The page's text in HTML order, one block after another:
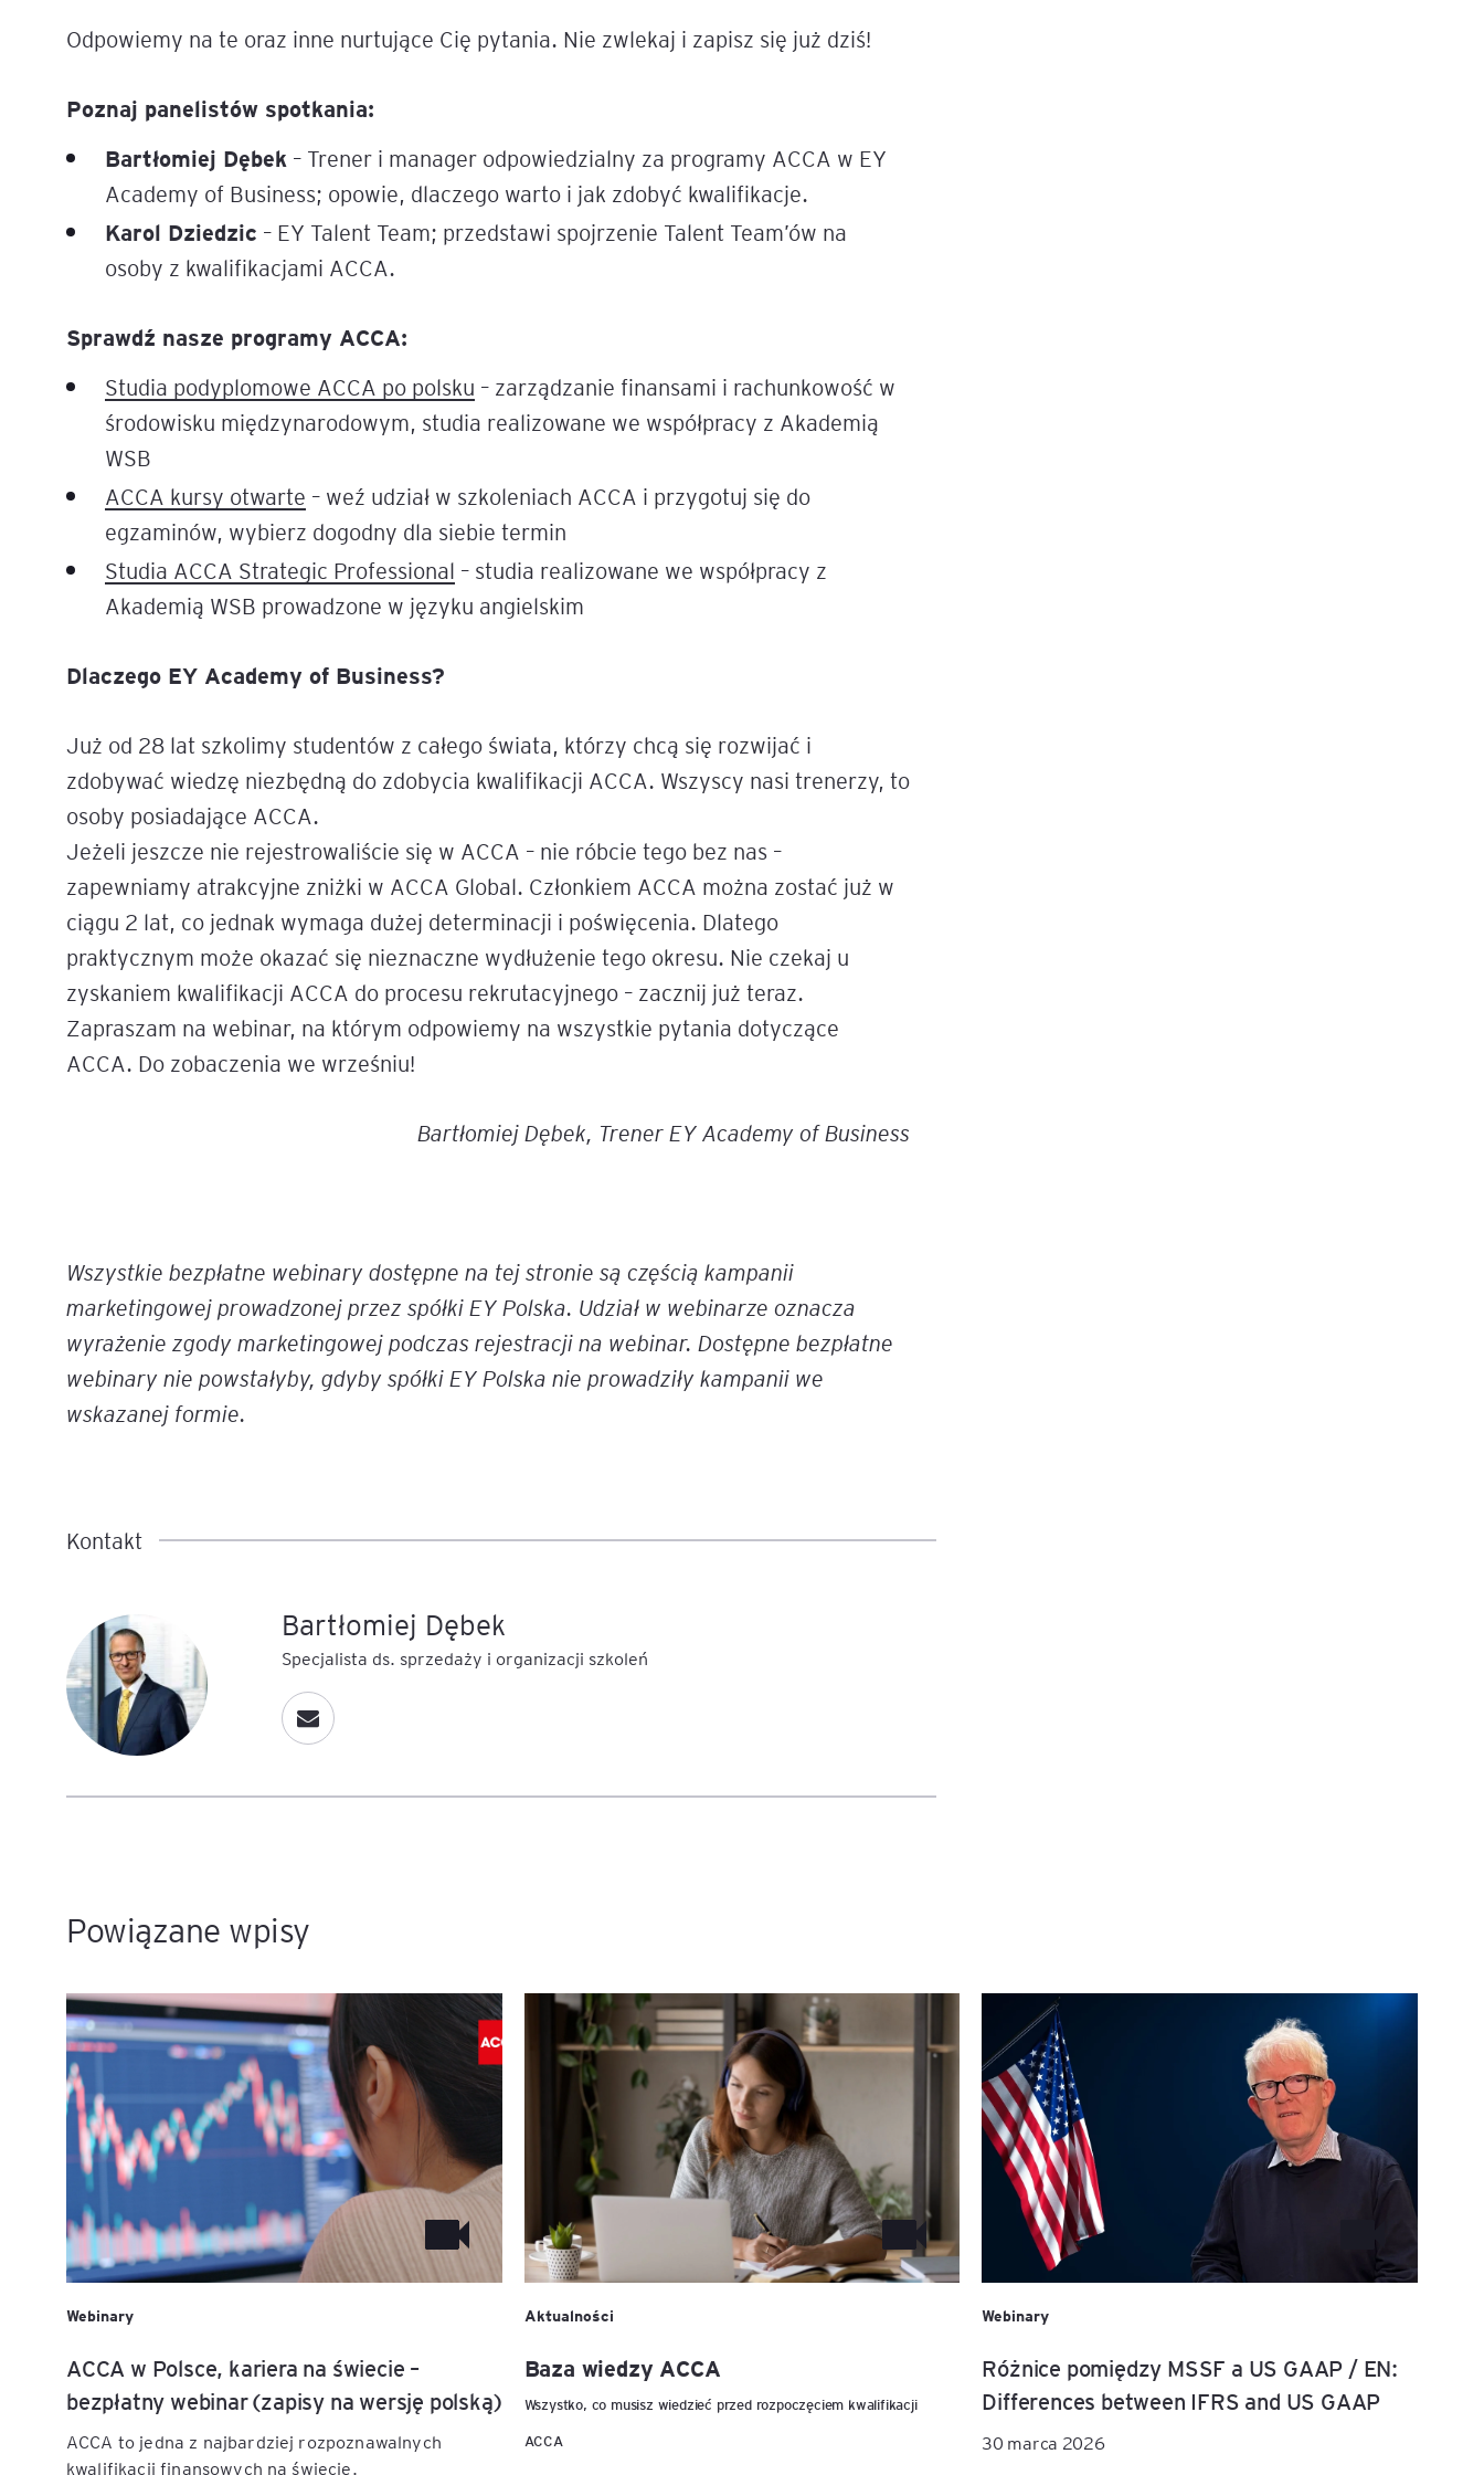
Legal AI – sztuczna inteligencja
Odpowiemy na te oraz inne nurtujące Cię pytania. Nie zwlekaj i zapisz się już dziś!
Poznaj panelistów spotkania:
Bartłomiej Dębek – Trener i manager odpowiedzialny za programy ACCA w EY
Academy of Business; opowie, dlaczego warto i jak zdobyć kwalifikacje.
Karol Dziedzic – EY Talent Team; przedstawi spojrzenie Talent Team’ów na
osoby z kwalifikacjami ACCA.
Sprawdź nasze programy ACCA:
Studia podyplomowe ACCA po polsku – zarządzanie finansami i rachunkowość w
środowisku międzynarodowym, studia realizowane we współpracy z Akademią
WSB
ACCA kursy otwarte – weź udział w szkoleniach ACCA i przygotuj się do
egzaminów, wybierz dogodny dla siebie termin
Studia ACCA Strategic Professional – studia realizowane we współpracy z
Akademią WSB prowadzone w języku angielskim
Dlaczego EY Academy of Business?
Już od 28 lat szkolimy studentów z całego świata, którzy chcą się rozwijać i
zdobywać wiedzę niezbędną do zdobycia kwalifikacji ACCA. Wszyscy nasi trenerzy, to
osoby posiadające ACCA.
Jeżeli jeszcze nie rejestrowaliście się w ACCA – nie róbcie tego bez nas –
zapewniamy atrakcyjne zniżki w ACCA Global. Członkiem ACCA można zostać już w
ciągu 2 lat, co jednak wymaga dużej determinacji i poświęcenia. Dlatego
praktycznym może okazać się nieznaczne wydłużenie tego okresu. Nie czekaj u
zyskaniem kwalifikacji ACCA do procesu rekrutacyjnego – zacznij już teraz.
Zapraszam na webinar, na którym odpowiemy na wszystkie pytania dotyczące
ACCA. Do zobaczenia we wrześniu!
Bartłomiej Dębek, Trener EY Academy of Business
Wszystkie bezpłatne webinary dostępne na tej stronie są częścią kampanii
marketingowej prowadzonej przez spółki EY Polska. Udział w webinarze oznacza
wyrażenie zgody marketingowej podczas rejestracji na webinar. Dostępne bezpłatne
webinary nie powstałyby, gdyby spółki EY Polska nie prowadziły kampanii we
wskazanej formie.
Kontakt
Bartłomiej Dębek
Specjalista ds. sprzedaży i organizacji szkoleń
Powiązane wpisy
Webinary
ACCA w Polsce, kariera na świecie –
bezpłatny webinar (zapisy na wersję polską)
ACCA to jedna z najbardziej rozpoznawalnych
kwalifikacji finansowych na świecie.
Aktualności
Baza wiedzy ACCA
Wszystko, co musisz wiedzieć przed rozpoczęciem kwalifikacji
ACCA
Webinary
Różnice pomiędzy MSSF a US GAAP / EN:
Differences between IFRS and US GAAP
30 marca 2026